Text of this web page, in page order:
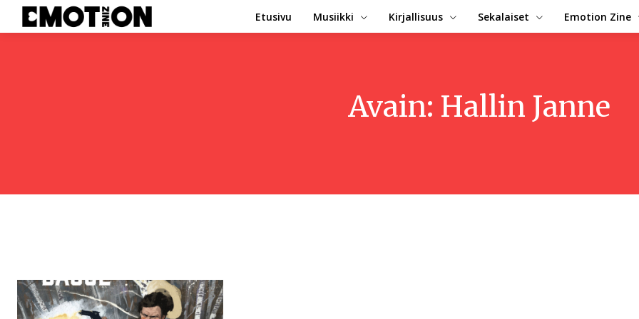
Etusivu Musiikki Kirjallisuus Sekalaiset Emotion Zine
Avain: Hallin Janne